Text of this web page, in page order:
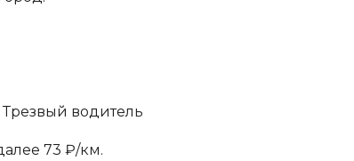
Трезвый водитель
73 ₽/км.